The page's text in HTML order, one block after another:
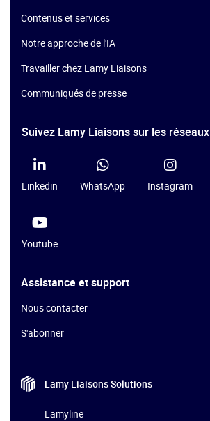
Contenus et services
Notre approche de l'IA
Travailler chez Lamy Liaisons
Communiqués de presse
Suivez Lamy Liaisons sur les réseaux
Linkedin WhatsApp Instagram
Youtube
Assistance et support
Nous contacter
S'abonner
Lamy LiaisonsSolutions
Lamyline